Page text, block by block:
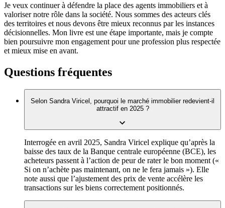
Je veux continuer à défendre la place des agents immobiliers et à
valoriser notre rôle dans la société. Nous sommes des acteurs clés
des territoires et nous devons être mieux reconnus par les instances
décisionnelles. Mon livre est une étape importante, mais je compte
bien poursuivre mon engagement pour une profession plus respectée
et mieux mise en avant.
Questions fréquentes
Selon Sandra Viricel, pourquoi le marché immobilier redevient-il
attractif en 2025 ?
Interrogée en avril 2025, Sandra Viricel explique qu’après la
baisse des taux de la Banque centrale européenne (BCE), les
acheteurs passent à l’action de peur de rater le bon moment («
Si on n’achète pas maintenant, on ne le fera jamais »). Elle
note aussi que l’ajustement des prix de vente accélère les
transactions sur les biens correctement positionnés.